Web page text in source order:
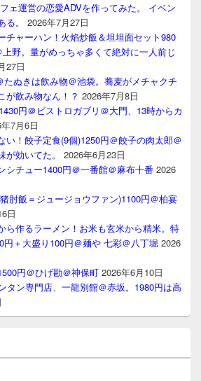
ェ運営の恋愛ADVを作ってみた。 イベン
。
2026年7月27日
チャーハン！火焰炒飯＆坦坦面セット980
野。量がめっちゃ多くて絶対に一人前じ
27日
たぬきは飲み物＠池袋。蕎麦がメチャクチ
が飲み物なん！？ 2026年7月8日
円＠ビストロガブリ＠大門、13時からカ
7月6日
い！餃子定食(9個)1250円＠餃子の肉太郎＠
効いてた。
2026年6月23日
シチュー1400円＠一番館＠麻布十番 2026
肘飯＝ジュージョウファン)1100円＠柏宴
日
ら作るラーメン！お米も玄米から精米。特
円＋大盛り100円＠麺や 七彩＠八丁堀 2026
円＠ひげ勘＠神保町 2026年6月10日
タン専門店、一龍別館＠赤坂。1980円は高